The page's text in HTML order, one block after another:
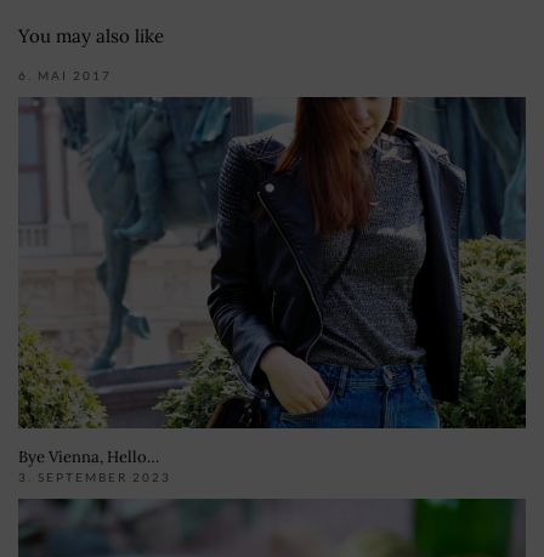
You may also like
6. MAI 2017
Bye Vienna, Hello…
3. SEPTEMBER 2023